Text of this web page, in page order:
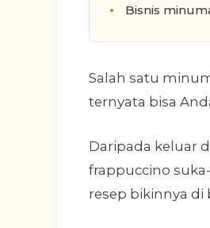
Bisnis
Salah satu
ternyata bisa
Daripada keluar
frappuccino
resep bikinnya di